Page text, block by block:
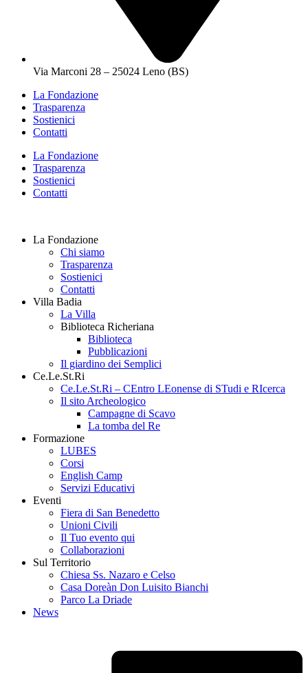
Via Marconi 28 – 25024 Leno (BS)
La Fondazione
Trasparenza
Sostienici
Contatti
La Fondazione
Trasparenza
Sostienici
Contatti
La Fondazione
Chi siamo
Trasparenza
Sostienici
Contatti
Villa Badia
La Villa
Biblioteca Richeriana
Biblioteca
Pubblicazioni
Il giardino dei Semplici
Ce.Le.St.Ri
Ce.Le.St.Ri – CEntro LEonense di STudi e RIcerca
Il sito Archeologico
Campagne di Scavo
La tomba del Re
Formazione
LUBES
Corsi
English Camp
Servizi Educativi
Eventi
Fiera di San Benedetto
Unioni Civili
Il Tuo evento qui
Collaborazioni
Sul Territorio
Chiesa Ss. Nazaro e Celso
Casa Doreàn Don Luisito Bianchi
Parco La Driade
News